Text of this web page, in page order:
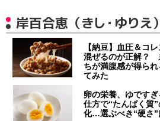
岸百合恵（きし・ゆり
【納豆】血圧＆コ
混ぜるのが正解？
ちが満腹感が得ら
てみた
卵の栄養、ゆです
仕方で“たんぱく質
化…選ぶべき“硬さ”